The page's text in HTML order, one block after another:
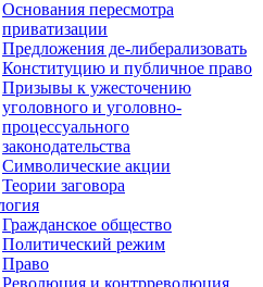
Основания пересмотра
приватизации
Предложения де-либерализовать
Конституцию и публичное право
Призывы к ужесточению
уголовного и уголовно-
процессуального
законодательства
Символические акции
Теории заговора
Гражданское общество
Политический режим
Право